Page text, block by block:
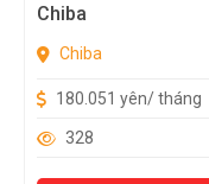
Chiba
Chiba
180.051 yên/ tháng
328